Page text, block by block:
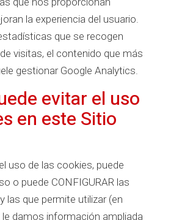
la experiencia del usuario.
que se recogen
visitas, el contenido que más
gestionar Google Analytics.
evitar el uso
en este Sitio
uso de las cookies, puede
o puede CONFIGURAR las
las que permite utilizar (en
damos información ampliada